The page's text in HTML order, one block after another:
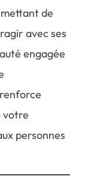
de
avec ses
engagée
votre
personnes